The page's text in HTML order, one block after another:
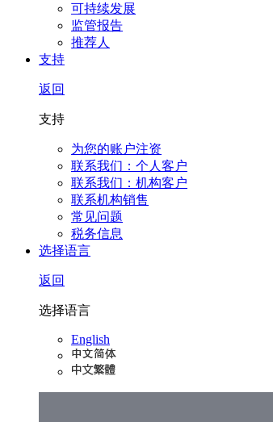
可持续发展
监管报告
推荐人
支持
返回
支持
为您的账户注资
联系我们：个人客户
联系我们：机构客户
联系机构销售
常见问题
税务信息
选择语言
返回
选择语言
English